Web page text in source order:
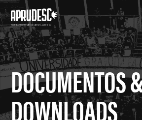
DOCUMENTOS
DOWNLOADS